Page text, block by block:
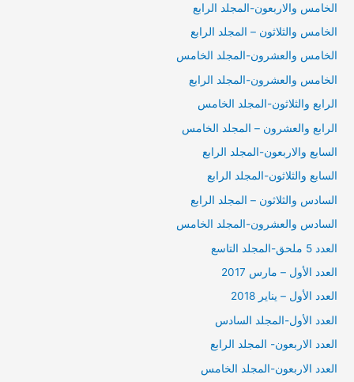
الخامس والاربعون-المجلد الرابع
الخامس والثلاثون – المجلد الرابع
الخامس والعشرون-المجلد الخامس
الخامس والعشرون-المجلد الرابع
الرابع والثلاثون-المجلد الخامس
الرابع والعشرون – المجلد الخامس
السابع والاربعون-المجلد الرابع
السابع والثلاثون-المجلد الرابع
السادس والثلاثون – المجلد الرابع
السادس والعشرون-المجلد الخامس
العدد 5 ملحق-المجلد التاسع
العدد الأول – مارس 2017
العدد الأول – يناير 2018
العدد الأول-المجلد السادس
العدد الاربعون- المجلد الرابع
العدد الاربعون-المجلد الخامس